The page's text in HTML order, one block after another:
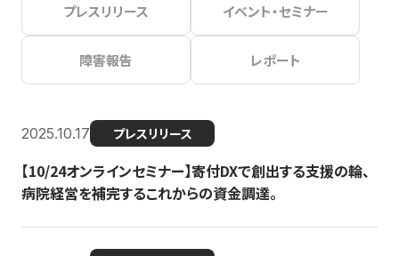
プレスリリース イベント・セミナー
障害報告 レポート
2025.10.17 プレスリリース
【10/24オンラインセミナー】寄付DXで創出する支援の輪、
病院経営を補完するこれからの資金調達。